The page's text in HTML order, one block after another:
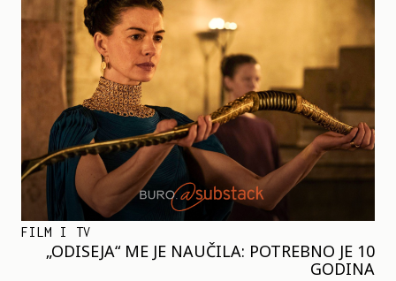
FILM I TV
„ODISEJA“ ME JE NAUČILA: POTREBNO JE 10
GODINA